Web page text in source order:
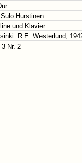
Hurstinen
und Klavier
R.E. Westerlund,
3 Nr. 2